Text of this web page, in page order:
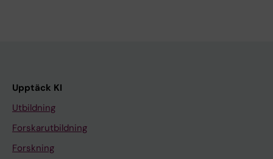
Upptäck KI
Utbildning
Forskarutbildning
Forskning